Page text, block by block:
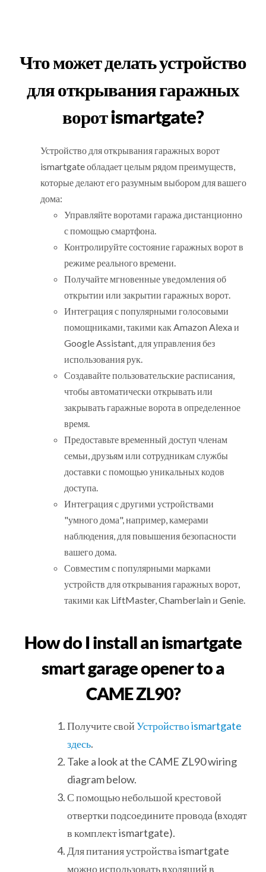
Что может делать устройство
для открывания гаражных
ворот ismartgate?
Устройство для открывания гаражных ворот
ismartgate обладает целым рядом преимуществ,
которые делают его разумным выбором для вашего
дома:
Управляйте воротами гаража дистанционно
с помощью смартфона.
Контролируйте состояние гаражных ворот в
режиме реального времени.
Получайте мгновенные уведомления об
открытии или закрытии гаражных ворот.
Интеграция с популярными голосовыми
помощниками, такими как Amazon Alexa и
Google Assistant, для управления без
использования рук.
Создавайте пользовательские расписания,
чтобы автоматически открывать или
закрывать гаражные ворота в определенное
время.
Предоставьте временный доступ членам
семьи, друзьям или сотрудникам службы
доставки с помощью уникальных кодов
доступа.
Интеграция с другими устройствами
"умного дома", например, камерами
наблюдения, для повышения безопасности
вашего дома.
Совместим с популярными марками
устройств для открывания гаражных ворот,
такими как LiftMaster, Chamberlain и Genie.
How do I install an ismartgate
smart garage opener to a
CAME ZL90?
Получите свойУстройство ismartgate
здесь.
Take a look at the CAME ZL90 wiring
diagram below.
С помощью небольшой крестовой
отвертки подсоедините провода (входят
в комплект ismartgate).
Для питания устройства ismartgate
можно использовать входящий в